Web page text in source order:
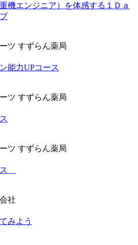
機エンジニア）を体感する１Ｄａ
ツ すずらん薬局
能力UPコース
ツ すずらん薬局
ツ すずらん薬局
ス
社
みよう